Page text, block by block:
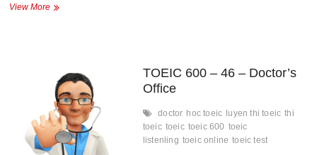
View MoreTOEIC
office
TOEIC 600 – 46 – Doctor’s
Office
doctor hoc toeic luyen thi toeic thi
toeic toeic toeic 600 toeic
listenling toeic online toeic test